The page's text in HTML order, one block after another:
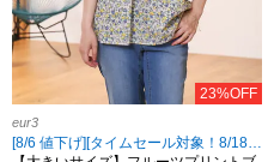
23%OFF
eur3